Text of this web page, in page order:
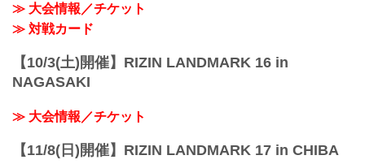
≫ 大会情報／チケット
≫ 対戦カード
【10/3(土)開催】RIZIN LANDMARK 16 in
NAGASAKI
≫ 大会情報／チケット
【11/8(日)開催】RIZIN LANDMARK 17 in CHIBA